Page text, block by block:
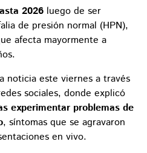
2026 luego de ser
de presión normal (HPN),
afecta mayormente a
noticia este viernes a través
sociales, donde explicó
experimentar problemas de
, síntomas que se agravaron
en vivo.